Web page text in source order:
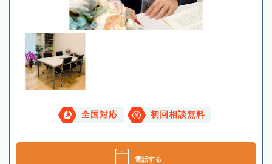
全国対応 初回相談無料
電話する